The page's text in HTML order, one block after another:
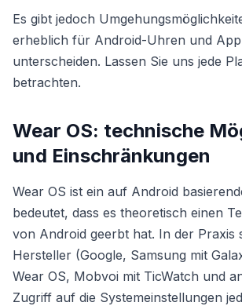
Es gibt jedoch
erheblich für Android-Uhren und
unterscheiden. Lassen Sie uns jede
betrachten.
Wear OS: technische
und Einschränkungen
Wear OS ist ein auf Android
bedeutet, dass es theoretisch einen
von Android geerbt hat. In der Praxis
Hersteller (Google, Samsung mit
Wear OS, Mobvoi mit TicWatch und
Zugriff auf die Systemeinstellungen